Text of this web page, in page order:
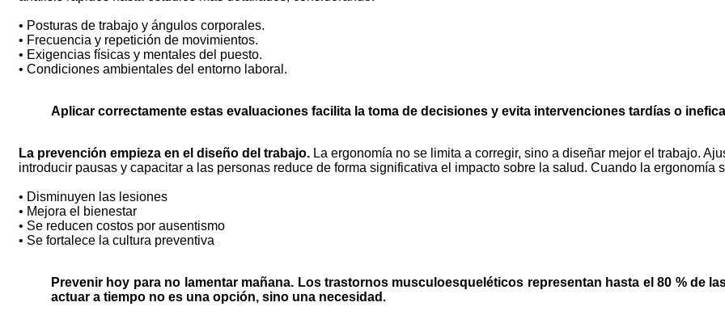
• Posturas de trabajo y ángulos corporales.
• Frecuencia y repetición de movimientos.
• Exigencias físicas y mentales del puesto.
• Condiciones ambientales del entorno laboral.
Aplicar correctamente estas evaluaciones facilita la toma de decisiones y evita intervenciones tardías o
La prevención empieza en el diseño del trabajo. La ergonomía no se limita a corregir, sino a diseñar mejor el trabajo.
introducir pausas y capacitar a las personas reduce de forma significativa el impacto sobre la salud. Cuando la ergonomía
• Disminuyen las lesiones
• Mejora el bienestar
• Se reducen costos por ausentismo
• Se fortalece la cultura preventiva
Prevenir hoy para no lamentar mañana. Los trastornos musculoesqueléticos representan hasta el 80 % de
actuar a tiempo no es una opción, sino una necesidad.